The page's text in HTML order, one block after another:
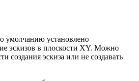
умолчанию установлено
эскизов в плоскости XY. Можно
создания эскиза или не создавать